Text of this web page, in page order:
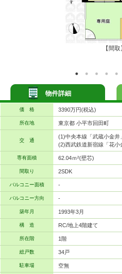
【間取
物件詳細
価 格 3390万円(税込)
所在地 東京都 小平市回田町
交 通
(1)中央本線「武蔵小金
(2)西武鉄道新宿線「花
専有面積 62.04ｍ²(壁芯)
間取り 2SDK
バルコニー面積 -
バルコニー方向 -
築年月 1993年3月
構 造 RC/地上4階建て
所在階 1階
総戸数 34戸
駐車場 空無